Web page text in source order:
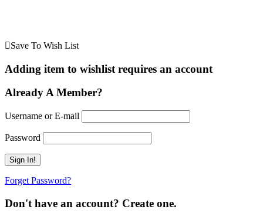
Save To Wish List
Adding item to wishlist requires an account
Already A Member?
Username or E-mail
Password
Forget Password?
Don't have an account? Create one.